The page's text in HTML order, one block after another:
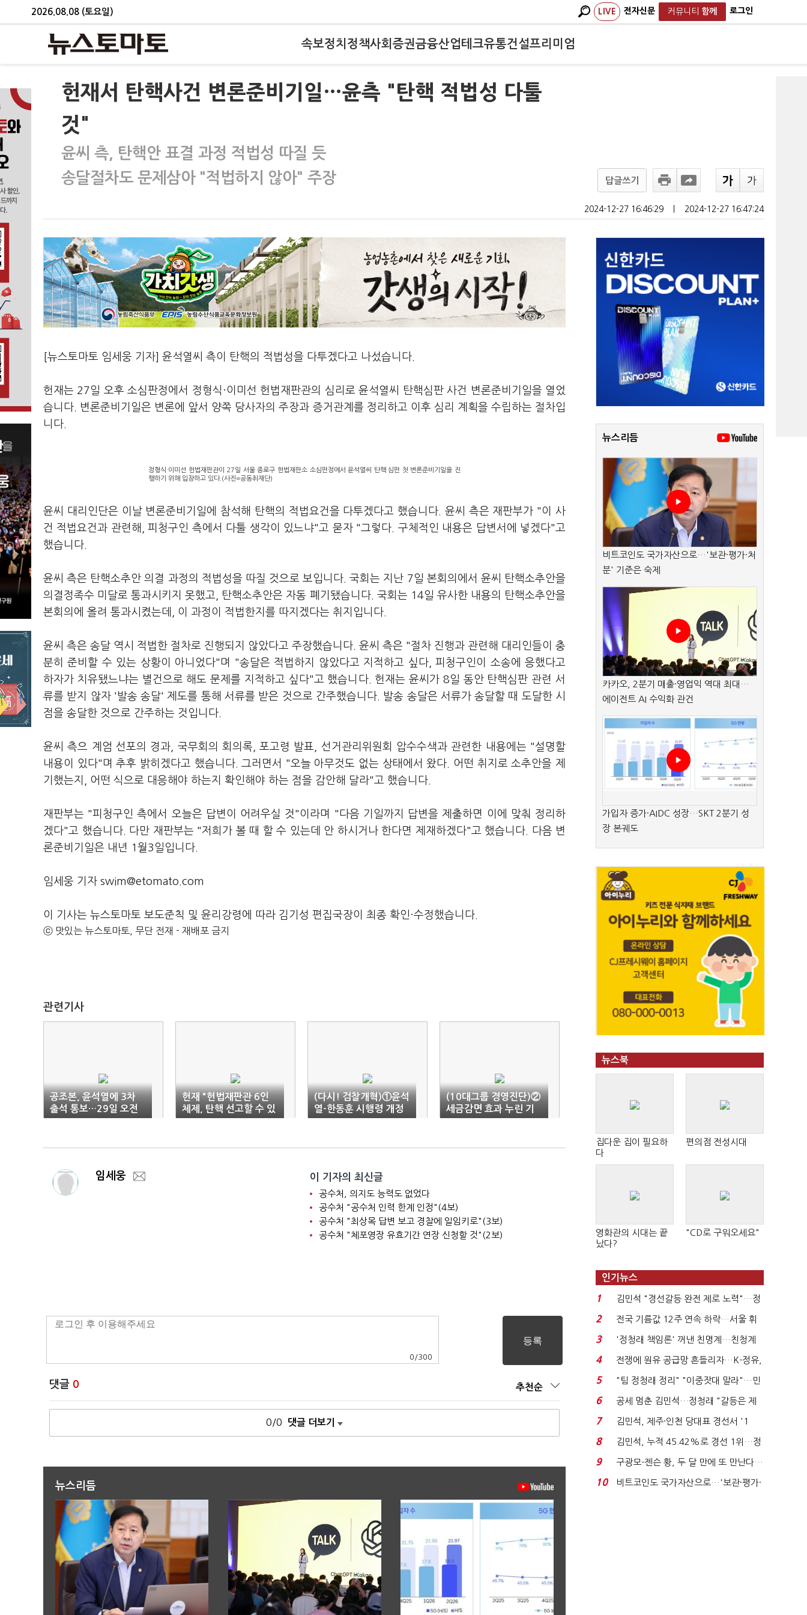
2026.08.08 (토요일) LIVE 전자신문 커뮤니티 함께 로그인
속보정치 정책사회 증권금융산업테크유통건설프리미엄
헌재서 탄핵사건 변론준비기일…윤측 "탄핵 적법성 다툴
것"
윤씨 측, 탄핵안 표결 과정 적법성 따질 듯
송달절차도 문제삼아 "적법하지 않아" 주장
답글쓰기
2024-12-27 16:46:29 2024-12-27 16:47:24
[뉴스토마토 임세웅 기자] 윤석열씨 측이 탄핵의 적법성을 다투겠다고 나섰습니다.
헌재는 27일 오후 소심판정에서 정형식·이미선 헌법재판관의 심리로 윤석열씨 탄핵심판 사건 변론준비기일을 열었
습니다. 변론준비기일은 변론에 앞서 양쪽 당사자의 주장과 증거관계를 정리하고 이후 심리 계획을 수립하는 절차입
니다.
정형식·이미선 헌법재판관이 27일 서울 종로구 헌법재판소 소심판정에서 윤석열씨 탄핵 심판 첫 변론준비기일을 진
행하기 위해 입장하고 있다.(사진=공동취재단)
윤씨 대리인단은 이날 변론준비기일에 참석해 탄핵의 적법요건을 다투겠다고 했습니다. 윤씨 측은 재판부가 "이 사
건 적법요건과 관련해, 피청구인 측에서 다툴 생각이 있느냐"고 묻자 "그렇다. 구체적인 내용은 답변서에 넣겠다"고
했습니다.
윤씨 측은 탄핵소추안 의결 과정의 적법성을 따질 것으로 보입니다. 국회는 지난 7일 본회의에서 윤씨 탄핵소추안을
의결정족수 미달로 통과시키지 못했고, 탄핵소추안은 자동 폐기됐습니다. 국회는 14일 유사한 내용의 탄핵소추안을
본회의에 올려 통과시켰는데, 이 과정이 적법한지를 따지겠다는 취지입니다.
윤씨 측은 송달 역시 적법한 절차로 진행되지 않았다고 주장했습니다. 윤씨 측은 "절차 진행과 관련해 대리인들이 충
분히 준비할 수 있는 상황이 아니었다"며 "송달은 적법하지 않았다고 지적하고 싶다, 피청구인이 소송에 응했다고
하자가 치유됐느냐는 별건으로 해도 문제를 지적하고 싶다"고 했습니다. 헌재는 윤씨가 8일 동안 탄핵심판 관련 서
류를 받지 않자 '발송 송달' 제도를 통해 서류를 받은 것으로 간주했습니다. 발송 송달은 서류가 송달할 때 도달한 시
점을 송달한 것으로 간주하는 것입니다.
윤씨 측으 계엄 선포의 경과, 국무회의 회의록, 포고령 발표, 선거관리위원회 압수수색과 관련한 내용에는 "설명할
내용이 있다"며 추후 밝히겠다고 했습니다. 그러면서 "오늘 아무것도 없는 상태에서 왔다. 어떤 취지로 소추안을 제
기했는지, 어떤 식으로 대응해야 하는지 확인해야 하는 점을 감안해 달라"고 했습니다.
재판부는 "피청구인 측에서 오늘은 답변이 어려우실 것"이라며 "다음 기일까지 답변을 제출하면 이에 맞춰 정리하
겠다"고 했습니다. 다만 재판부는 "저희가 볼 때 할 수 있는데 안 하시거나 한다면 제재하겠다"고 했습니다. 다음 변
론준비기일은 내년 1월3일입니다.
임세웅 기자 swim@etomato.com
이 기사는 뉴스토마토 보도준칙 및 윤리강령에 따라 김기성 편집국장이 최종 확인·수정했습니다.
ⓒ 맛있는 뉴스토마토, 무단 전재 - 재배포 금지
관련기사
공조본, 윤석열에 3차
출석 통보…29일 오전
10시까지
헌재 "헌법재판관 6인
체제, 탄핵 선고할 수 있
다"
(다시! 검찰개혁)①윤석
열-한동훈 시행령 개정
3건에 '검찰개혁 수포'
(10대그룹 경영진단)②
세금감면 효과 누린 기
업집단, 당기순이익 호
임세웅 이 기자의 최신글
공수처, 의지도 능력도 없었다
공수처 "공수처 인력 한계 인정"(4보)
공수처 "최상목 답변 보고 경찰에 일임키로"(3보)
공수처 "체포영장 유효기간 연장 신청할 것"(2보)
0 /300
댓글 0 추천순
0/0 댓글 더보기
뉴스리듬
뉴스리듬
비트코인도 국가자산으로…'보관·평가·처
분' 기준은 숙제
카카오, 2분기 매출·영업익 역대 최대…
에이전트 AI 수익화 관건
가입자 증가·AIDC 성장…SKT 2분기 성
장 본궤도
뉴스북
집다운 집이 필요하
다
편의점 전성시대
영화관의 시대는 끝
났다?
"CD로 구워오세요"
인기뉴스
1
김민석 "경선갈등 완전 제로 노력"…정
청래 "반명 공세 사...
2
전국 기름값 12주 연속 하락…서울 휘
발윳값 1909원...
3
'정청래 책임론' 꺼낸 친명계…친청계
는 추가투표 때리기...
4
전쟁에 원유 공급망 흔들리자…K-정유,
에너지안보 핵심...
5
"팀 정청래 정리" "이중잣대 말라"…민
주 최고위원 계파 다...
6
공세 멈춘 김민석…정청래 "갈등은 제
가 수습"
7
김민석, 제주·인천 당대표 경선서 '1
위'(1보)...
8
김민석, 누적 45.42%로 경선 1위…정
청래와 격차 0.86%p(...
9
구광모-젠슨 황, 두 달 만에 또 만난다…
로봇·AI 등 논...
10
비트코인도 국가자산으로…'보관·평가·